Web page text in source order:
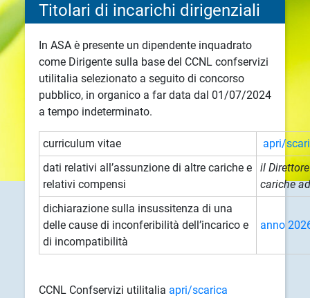
Titolari di incarichi dirigenziali
In ASA è presente un dipendente inquadrato
come Dirigente sulla base del CCNL confservizi
utilitalia selezionato a seguito di concorso
pubblico, in organico a far data dal 01/07/2024
a tempo indeterminato.
curriculum vitae
apri/
dati relativi all’assunzione di altre cariche e
relativi compensi
il
cariche
dichiarazione sulla insussitenza di una
delle cause di inconferibilità dell’incarico e
di incompatibilità
anno
CCNL Confservizi utilitalia apri/scarica